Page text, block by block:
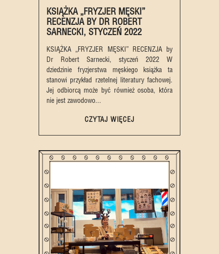
KSIĄŻKA „FRYZJER MĘSKI”
RECENZJA BY DR ROBERT
SARNECKI, STYCZEŃ 2022
KSIĄŻKA „FRYZJER MĘSKI” RECENZJA by
Dr Robert Sarnecki, styczeń 2022 W
dziedzinie fryzjerstwa męskiego książka ta
stanowi przykład rzetelnej literatury fachowej.
Jej odbiorcą może być również osoba, która
nie jest zawodowo...
CZYTAJ WIĘCEJ